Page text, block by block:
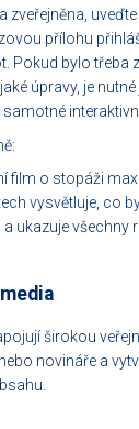
zveřejněna,
přílohu
Pokud bylo třeba
úpravy, je
film o stopáži
vysvětluje, co
ukazuje všechny
širokou
novináře a